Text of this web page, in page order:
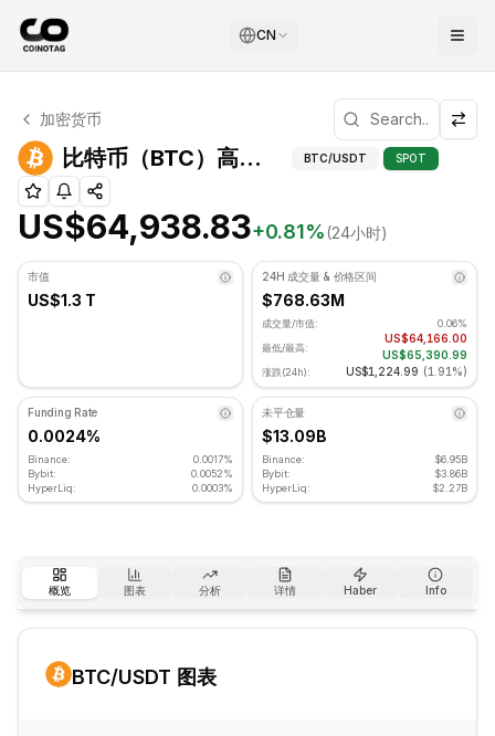
CN
比特币 技术分析
比特币 目前交易价格为 US$64,938.83. RSI 指标为
加密货币
比特币（BTC）高级指标 比特币（BTC）高
BTC/USDT SPOT
US$64,938.83+0.81%(24小时)
市值
US$1.3 T
24H 成交量 & 价格区间
$768.63M
成交量/市值:
0.06%
最低/最高:
US$64,166.00
US$65,390.99
涨跌(24h): US$1,224.99 (1.91%)
Funding Rate
0.0024%
Binance:
0.0017%
Bybit:
0.0052%
HyperLiq:
0.0003%
未平仓量
$13.09B
Binance:
$6.95B
Bybit:
$3.86B
HyperLiq:
$2.27B
概览 图表 分析 详情 Haber Info
BTC/USDT 图表